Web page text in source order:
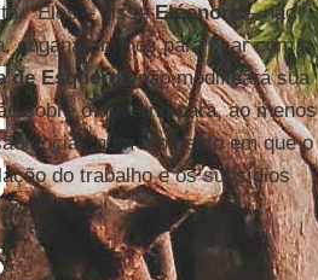
“Eles – disseEléonore– não
enganaram-nos para ficar com o
de Esquerdanão modificará sua
sobre o governo para, ao menos
social, num momento em que o
do trabalho e os subsídios